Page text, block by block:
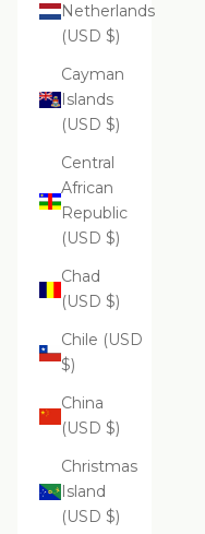
Netherlands
(USD $)
Cayman
Islands
(USD $)
Central
African
Republic
(USD $)
Chad
(USD $)
Chile (USD
$)
China
(USD $)
Christmas
Island
(USD $)